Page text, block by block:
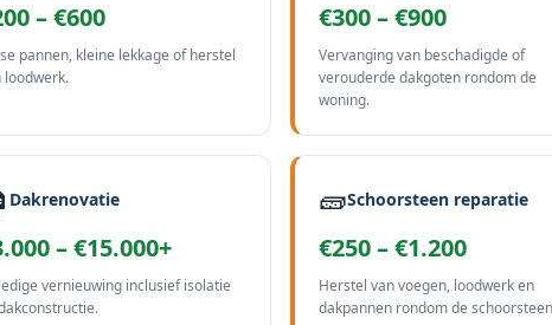
– €600
pannen, kleine lekkage of herstel
loodwerk.
€300 – €900
Vervanging van beschadigde of
verouderde dakgoten rondom de
woning.
Dakrenovatie
– €15.000+
vernieuwing inclusief isolatie
🧱Schoorsteen reparatie
€250 – €1.200
Herstel van voegen, loodwerk en
dakpannen rondom de